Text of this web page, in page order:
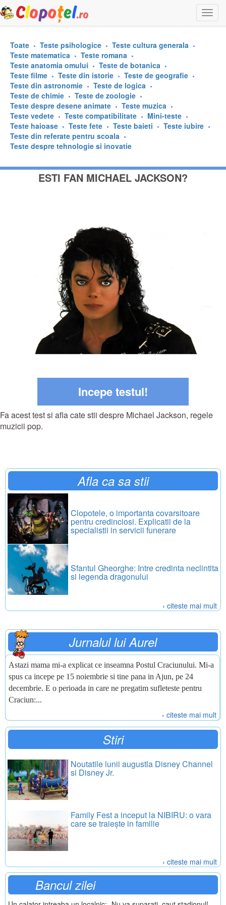
Toate Teste psihologice
Teste cultura generala
Teste matematica
Teste romana
Teste anatomia omului
Teste de botanica
Teste filme
Teste din istorie
Teste de geografie
Teste din astronomie
Teste de logica
Teste de chimie
Teste de zoologie
Teste despre desene animate
Teste muzica
Teste vedete
Teste compatibilitate
Mini-teste
Teste haioase
Teste fete Teste baieti
Teste iubire
Teste din referate pentru scoala
Teste despre tehnologie si inovatie
ESTI FAN MICHAEL JACKSON?
Incepe testul!
Fa acest test si afla cate stii despre Michael Jackson, regele
muzicii pop.
Afla ca sa stii
Clopotele, o importanta covarsitoare
pentru credinciosi. Explicatii de la
specialistii in servicii funerare
Sfantul Gheorghe: Intre credinta neclintita
si legenda dragonului
› citeste mai mult
Jurnalul lui Aurel
Astazi mama mi-a explicat ce inseamna Postul Craciunului. Mi-a
spus ca incepe pe 15 noiembrie si tine pana in Ajun, pe 24
decembrie. E o perioada in care ne pregatim sufleteste pentru
Craciun:...
› citeste mai mult
Stiri
Noutatile lunii augustla Disney Channel
si Disney Jr.
Family Fest a inceput la NIBIRU: o vara
care se traiește in familie
› citeste mai mult
Bancul zilei